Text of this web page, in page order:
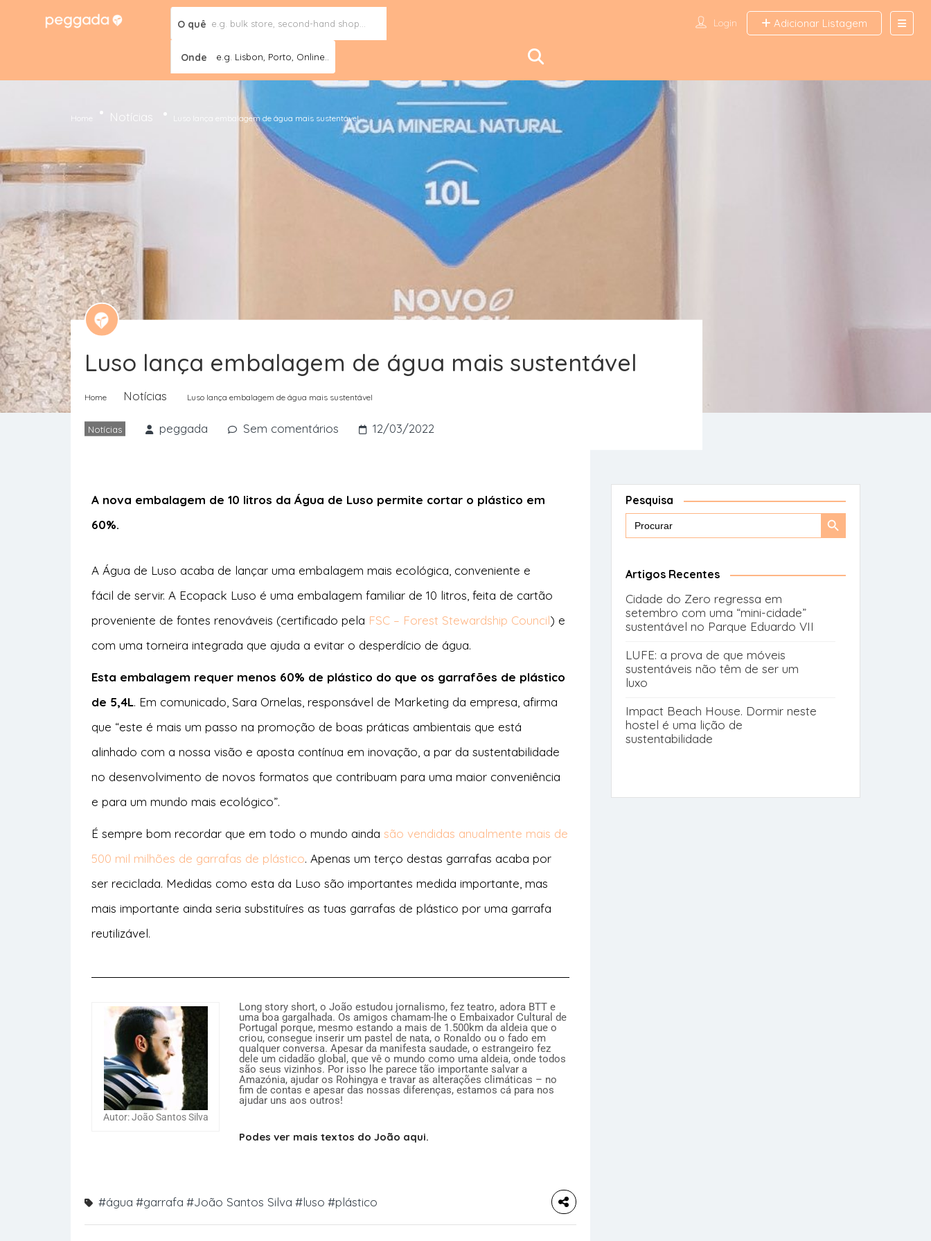
O quê
Onde e.g. Lisbon, Porto, Online..
Login Adicionar Listagem
Home Notícias Luso lança embalagem de água mais sustentável
Luso lança embalagem de água mais sustentável
Home Notícias Luso lança embalagem de água mais sustentável
Notícias peggada Sem comentários 12/03/2022
A nova embalagem de 10 litros da Água de Luso permite cortar o plástico em
60%.
A Água de Luso acaba de lançar uma embalagem mais ecológica, conveniente e
fácil de servir. A Ecopack Luso é uma embalagem familiar de 10 litros, feita de cartão
proveniente de fontes renováveis (certificado pela FSC – Forest Stewardship Council) e
com uma torneira integrada que ajuda a evitar o desperdício de água.
Esta embalagem requer menos 60% de plástico do que os garrafões de plástico
de 5,4L. Em comunicado, Sara Ornelas, responsável de Marketing da empresa, afirma
que “este é mais um passo na promoção de boas práticas ambientais que está
alinhado com a nossa visão e aposta contínua em inovação, a par da sustentabilidade
no desenvolvimento de novos formatos que contribuam para uma maior conveniência
e para um mundo mais ecológico”.
É sempre bom recordar que em todo o mundo ainda são vendidas anualmente mais de
500 mil milhões de garrafas de plástico. Apenas um terço destas garrafas acaba por
ser reciclada. Medidas como esta da Luso são importantes medida importante, mas
mais importante ainda seria substituíres as tuas garrafas de plástico por uma garrafa
reutilizável.
Autor: João Santos Silva
Long story short, o João estudou jornalismo, fez teatro, adora BTT e
uma boa gargalhada. Os amigos chamam-lhe o Embaixador Cultural de
Portugal porque, mesmo estando a mais de 1.500km da aldeia que o
criou, consegue inserir um pastel de nata, o Ronaldo ou o fado em
qualquer conversa. Apesar da manifesta saudade, o estrangeiro fez
dele um cidadão global, que vê o mundo como uma aldeia, onde todos
são seus vizinhos. Por isso lhe parece tão importante salvar a
Amazónia, ajudar os Rohingya e travar as alterações climáticas – no
fim de contas e apesar das nossas diferenças, estamos cá para nos
ajudar uns aos outros!
Podes ver mais textos do João aqui.
#água #garrafa #João Santos Silva #luso #plástico
Pesquisa
Search
Search
Artigos Recentes
Cidade do Zero regressa em
setembro com uma “mini-cidade”
sustentável no Parque Eduardo VII
LUFE: a prova de que móveis
sustentáveis não têm de ser um
luxo
Impact Beach House. Dormir neste
hostel é uma lição de
sustentabilidade